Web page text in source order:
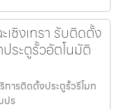
ชิงเทรา รับติดตั้ง
ระตูรั้วอัตโนมัติ
การติดตั้งประตูรั้วรีโมท
ปร